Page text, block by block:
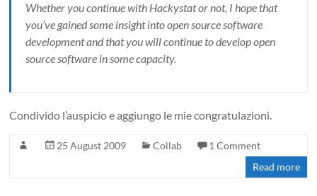
Whether you continue with Hackystat or not, I hope that
you’ve gained some insight into open source software
development and that you will continue to develop open
source software in some capacity.
Condivido l’auspicio e aggiungo le mie congratulazioni.
25 August 2009 Collab
1 Comment
Read more